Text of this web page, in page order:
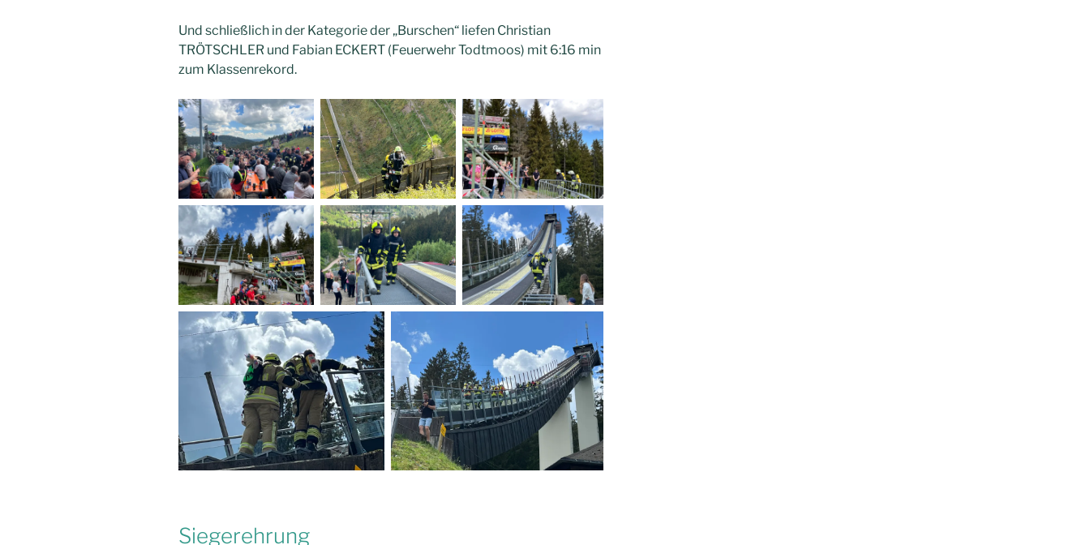
Und schließlich in der Kategorie der „Burschen“ liefen Christian
TRÖTSCHLER und Fabian ECKERT (Feuerwehr Todtmoos) mit 6:16 min
zum Klassenrekord.
Siegerehrung